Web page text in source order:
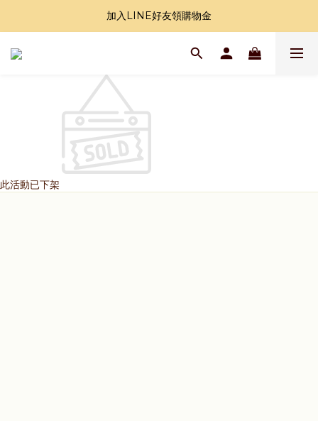
加入LINE好友領購物金
加入LINE好友領購物金
全站滿1000免運
加入LINE好友領購物金
此活動已下架